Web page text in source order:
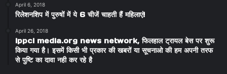
April 6, 2018
रिलेशनशिप में पुरुषों में ये 6 चीजें चाहती हैं महिलाएं!
April 26, 2018
ippci media.org news network, फिलहाल ट्रायल बेस पर शुरू
किया गया है। इसमें किसी भी प्रकार की खबरों या सूचनाओ की हम अपनी तरफ
से पुष्टि का दावा नही कर रहे है